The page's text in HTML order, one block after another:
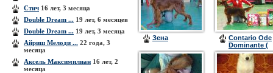
Cтич 16 лет, 3 месяца
Double Dream ... 19 лет, 6 месяцев
Double Dream ... 19 лет, 3 месяца
Айриш Мелоди ... 22 года, 3
месяца
Аксель Максимилиан 16 лет, 2
месяца
Зена
Сontario Ode
Dominante (
Дана )